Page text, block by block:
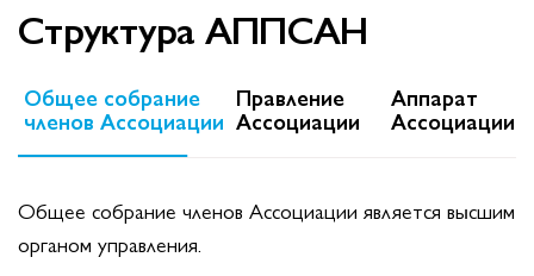
Структура АППСАН
Общее собрание
членов Ассоциации
Правление
Ассоциации
Аппарат
Ассоциации
Общее собрание членов Ассоциации является высшим
органом управления.